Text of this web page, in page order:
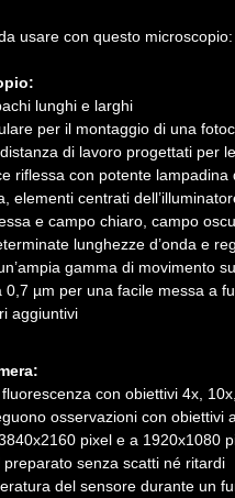
usare con questo
lunghi e larghi
per il montaggio di una
di lavoro progettati per
riflessa con potente
elementi centrati
e campo chiaro, campo
lunghezze d’onda e
gamma di movimento
µm per una facile messa a
aggiuntivi
con obiettivi 4x,
osservazioni con
pixel e a 1920x1080
senza scatti né ritardi
del sensore durante un